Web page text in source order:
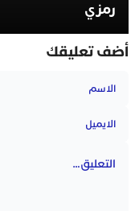
رمزي
أضف تعليقك